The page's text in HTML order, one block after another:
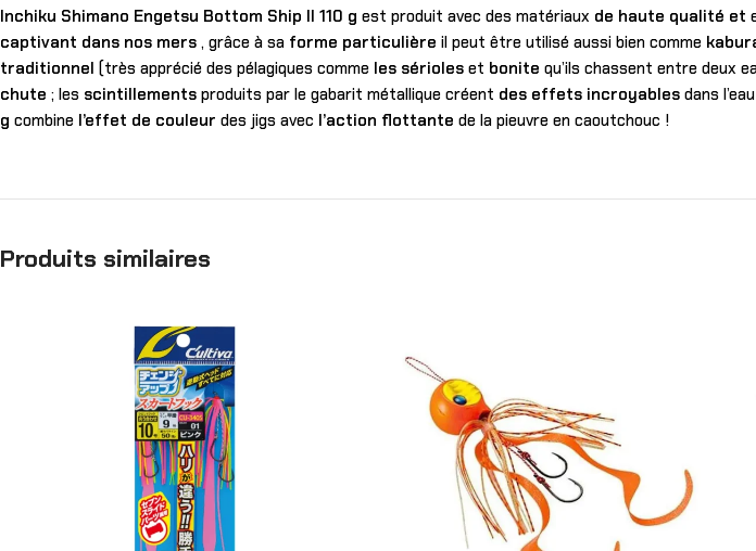
Inchiku Shimano Engetsu Bottom Ship II 110 g est produit avec des matériaux de haute qualité et
captivant dans nos mers , grâce à sa forme particulière il peut être utilisé aussi bien comme
traditionnel (très apprécié des pélagiques comme les sérioles et bonite qu’ils chassent entre deux
chute ; les scintillements produits par le gabarit métallique créent des effets incroyables dans
g combine l’effet de couleur des jigs avec l’action flottante de la pieuvre en caoutchouc !
Produits similaires